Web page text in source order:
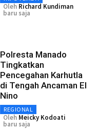
Oleh Richard Kundiman
baru saja
Polresta Manado
Tingkatkan
Pencegahan Karhutla
di Tengah Ancaman El
Nino
REGIONAL
Oleh Meicky Kodoati
baru saja